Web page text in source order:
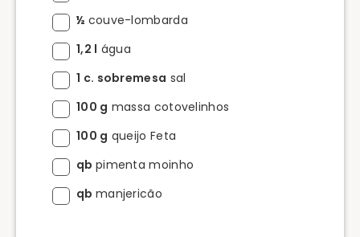
½ couve-lombarda
1,2 l água
1 c. sobremesa sal
100 g massa cotovelinhos
100 g queijo Feta
qb pimenta moinho
qb manjericão